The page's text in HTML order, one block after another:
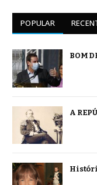
POPULAR
BOM
A